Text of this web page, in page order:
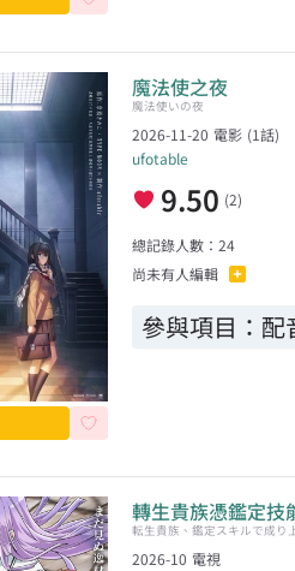
魔法使之夜
魔法使いの夜
2026-11-20 電影 (1話)
ufotable
9.50 (2)
總記錄人數： 24
尚未有人編輯
參與項目： 配
轉生貴族憑鑑定技
転生貴族、鑑定スキルで成り
2026-10 電視